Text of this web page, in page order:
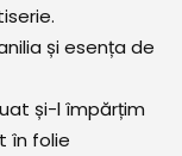
și esența de
și-l împărțim
în folie